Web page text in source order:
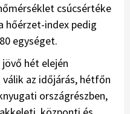
csúcsértéke
hőérzet-index pedig
egységet.
hét elején
az időjárás, hétfőn
országrészben,